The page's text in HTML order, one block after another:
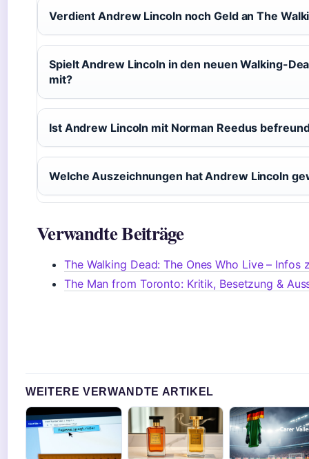
Verdient Andrew Lincoln noch Geld an The
Spielt Andrew Lincoln in den neuen Walking-
mit?
Ist Andrew Lincoln mit Norman Reedus
Welche Auszeichnungen hat Andrew Lincoln
Verwandte Beiträge
The Walking Dead: The Ones Who Live – Infos
The Man from Toronto: Kritik, Besetzung &
WEITERE VERWANDTE ARTIKEL